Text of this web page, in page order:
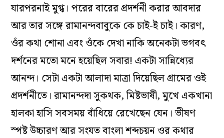
যারপরনাই মুগ্ধ। পরের বারের প্রদর্শনী করার আবদার
আর তার সঙ্গে রামানন্দবাবুকে কে চাই-ই চাই। কারণ,
ওঁর কথা শোনা এবং ওঁকে দেখা নাকি অনেকটা ভগবৎ
দর্শনের মতো মনে হয়েছিল সবার! একটা সান্নিধ্যের
আনন্দ। সেটা একটা আলাদা মাত্রা দিয়েছিল গ্রামের ওই
প্রদর্শনীতে। রামানন্দদা সুকথক, মিষ্টভাষী, মুখে একখানা
হালকা হাসি সবসময় বাঁধিয়ে রেখেছেন যেন। ভীষণ
স্পষ্ট উচ্চারণ আর সংযত বাংলা শব্দচয়ন ওর কথার